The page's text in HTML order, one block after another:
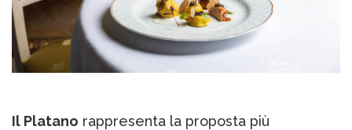
Il Platano rappresenta la proposta più